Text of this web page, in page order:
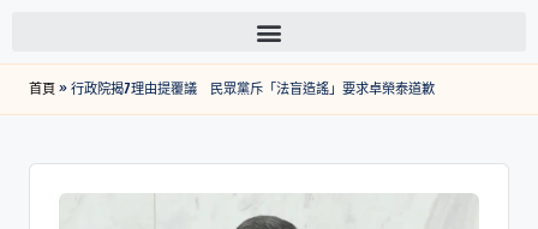
首頁»行政院揭7理由提覆議 民眾黨斥「法盲造謠」要求卓榮泰道歉